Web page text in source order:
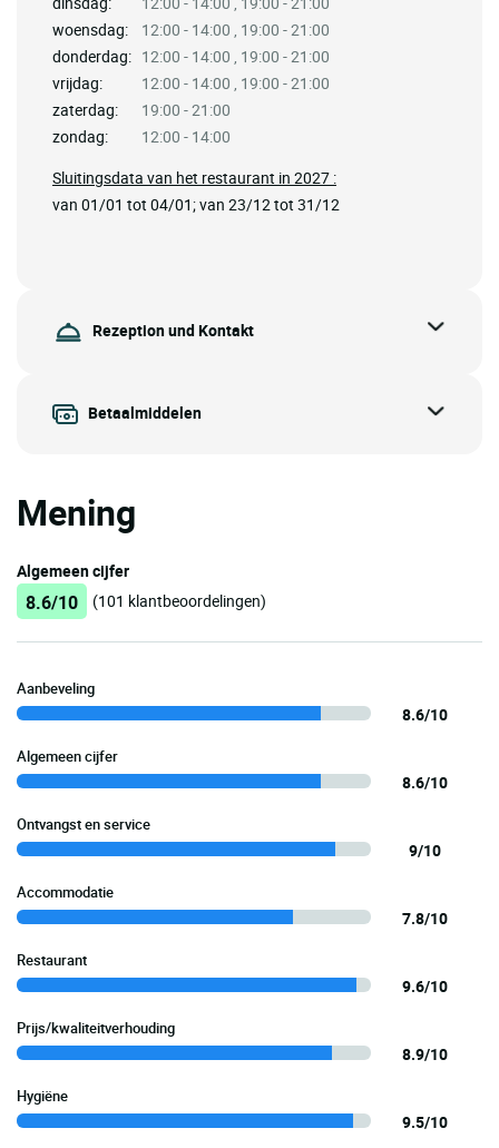
woensdag:
12:00 - 14:00 , 19:00 - 21:00
donderdag: 12:00 - 14:00 , 19:00 - 21:00
vrijdag:
12:00 - 14:00 , 19:00 - 21:00
zaterdag:
19:00 - 21:00
zondag:
12:00 - 14:00
Sluitingsdata van het restaurant in 2027 :
van 01/01 tot 04/01; van 23/12 tot 31/12
Rezeption und Kontakt
Betaalmiddelen
Mening
Algemeen cijfer
8.6/10 (101 klantbeoordelingen)
Aanbeveling
8.6/10
Algemeen cijfer
8.6/10
Ontvangst en service
9/10
Accommodatie
7.8/10
Restaurant
9.6/10
Prijs/kwaliteitverhouding
8.9/10
Hygiëne
9.5/10